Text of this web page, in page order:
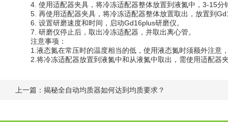
4. 使用适配器夹具，将冷冻适配器整体放置到液氮中，3-15分
5. 再使用适配器夹具，将冷冻适配器整体放置取出，放置到
6. 设置研磨速度和时间，启动Gd16plus研磨仪。
7. 研磨仪停止后，取出冷冻适配器，并取出离心管。
注意事项：
1.液态氮在常压时的温度相当的低，使用液态氮时须额外注意
2.将冷冻适配器放置到液氮中和从液氮中取出，需使用适配器
上一篇： 揭秘全自动均质器如何达到均质要求？